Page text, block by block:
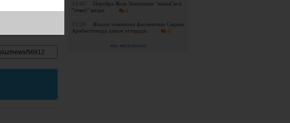
13:43
Перейра Жош Хокитнинг "вызов"ига
"ответ" қилди
0
13:20
Жаҳон чемпиони фаолиятини Саудия
Арабистонида давом эттиради
0
яна янгиликлар